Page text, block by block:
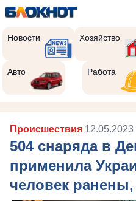
Новости Хозяйство
Авто Работа
Происшествия 12.05.2023
504 снаряда в
применила
человек